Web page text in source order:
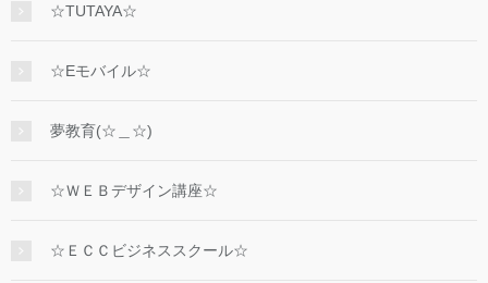
☆TUTAYA☆
☆Eモバイル☆
夢教育(☆＿☆)
☆ＷＥＢデザイン講座☆
☆ＥＣＣビジネススクール☆